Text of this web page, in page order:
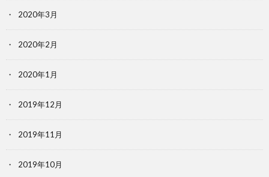
2020年3月
2020年2月
2020年1月
2019年12月
2019年11月
2019年10月